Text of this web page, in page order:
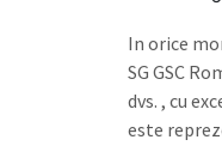
In orice
SG GSC
dvs. , cu
este